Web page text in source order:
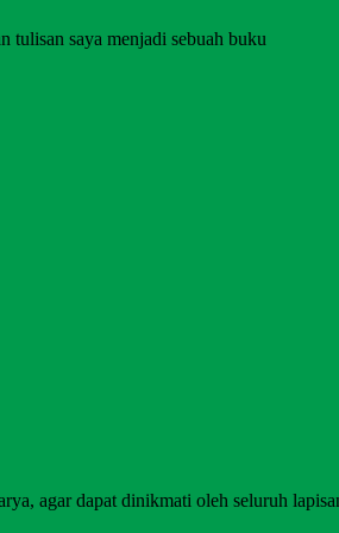
tulisan saya menjadi sebuah buku
agar dapat dinikmati oleh seluruh